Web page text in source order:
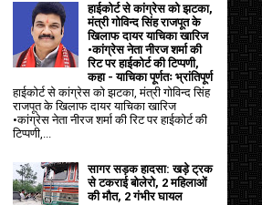
हाईकोर्ट से कांग्रेस को झटका,
मंत्री गोविन्द सिंह राजपूत के
खिलाफ दायर याचिका खारिज
•कांग्रेस नेता नीरज शर्मा की
रिट पर हाईकोर्ट की टिप्पणी,
कहा - याचिका पूर्णतः भ्रांतिपूर्ण
हाईकोर्ट से कांग्रेस को झटका, मंत्री गोविन्द सिंह
राजपूत के खिलाफ दायर याचिका खारिज
•कांग्रेस नेता नीरज शर्मा की रिट पर हाईकोर्ट की
टिप्पणी,...
सागर सड़क हादसा: खड़े ट्रक
से टकराई बोलेरो, 2 महिलाओं
की मौत, 2 गंभीर घायल